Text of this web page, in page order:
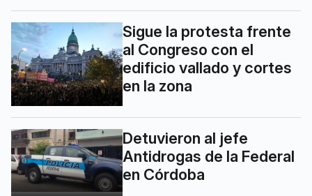
Sigue la protesta frente
al Congreso con el
edificio vallado y cortes
en la zona
Detuvieron al jefe
Antidrogas de la Federal
en Córdoba